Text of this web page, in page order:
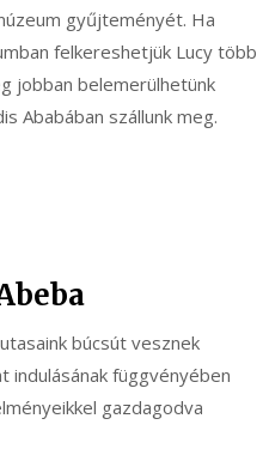
gyűjteményét. Ha
felkereshetjük Lucy több
jobban belemerülhetünk
Ababában szállunk meg.
búcsút vesznek
indulásának függvényében
gazdagodva